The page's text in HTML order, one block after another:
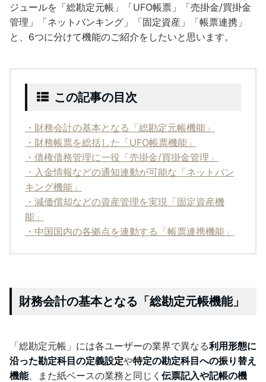
ジュールを「総勘定元帳」「UFO帳票」「売掛金/買掛金
管理」「ネットバンキング」「固定資産」「帳票連携」
と、6つに分けて機能のご紹介をしたいと思います。
この記事の目次
・財務会計の基本となる「総勘定元帳機能」
・財務帳票を総括した「UFO帳票機能」
・債権債務管理に一役「売掛金/買掛金管理」
・入金情報などの通知連動が可能な「ネットバン
キング機能」
・減価償却などの資産管理を実現「固定資産機
能」
・中国国内の各拠点を連動する「帳票連携機能」
財務会計の基本となる「総勘定元帳機能」
「総勘定元帳」には各ユーザーの業界で異なる利用形態に
沿った勘定科目の定義設定や特定の勘定科目への振り替え
機能、また紙ベースの業務と同じく 伝票記入や記帳の機